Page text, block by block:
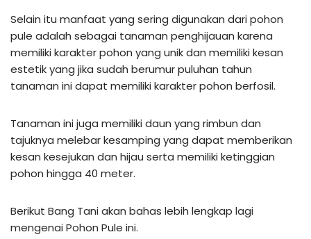
Selain itu manfaat yang sering digunakan dari pohon
pule adalah sebagai tanaman penghijauan karena
memiliki karakter pohon yang unik dan memiliki kesan
estetik yang jika sudah berumur puluhan tahun
tanaman ini dapat memiliki karakter pohon berfosil.
Tanaman ini juga memiliki daun yang rimbun dan
tajuknya melebar kesamping yang dapat memberikan
kesan kesejukan dan hijau serta memiliki ketinggian
pohon hingga 40 meter.
Berikut Bang Tani akan bahas lebih lengkap lagi
mengenai Pohon Pule ini.